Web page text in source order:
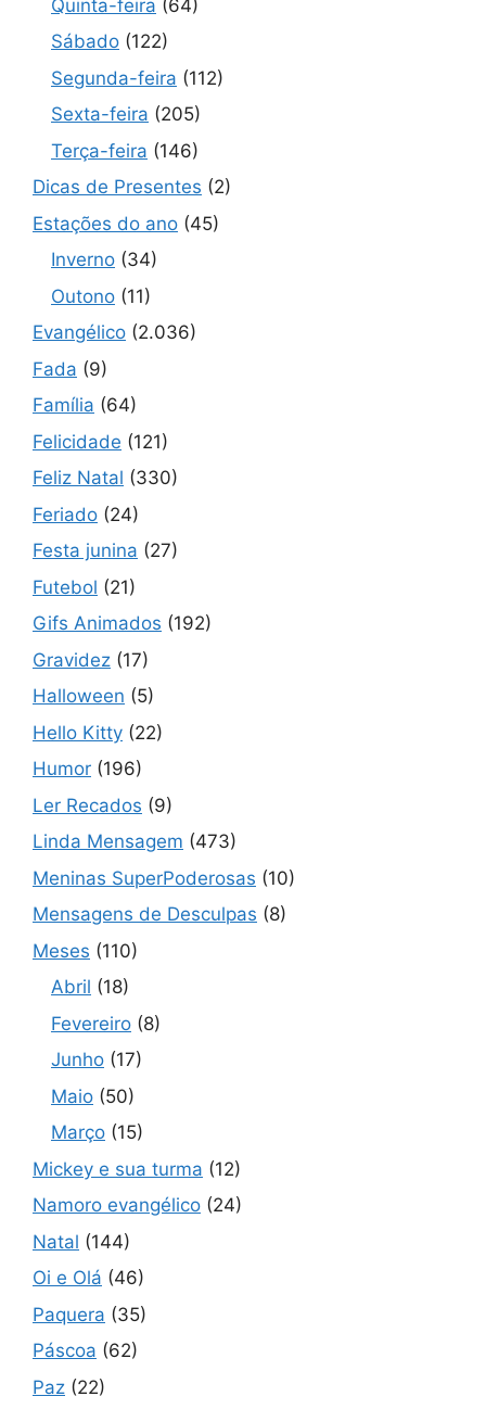
Quinta-feira (64)
Sábado (122)
Segunda-feira (112)
Sexta-feira (205)
Terça-feira (146)
Dicas de Presentes (2)
Estações do ano (45)
Inverno (34)
Outono (11)
Evangélico (2.036)
Fada (9)
Família (64)
Felicidade (121)
Feliz Natal (330)
Feriado (24)
Festa junina (27)
Futebol (21)
Gifs Animados (192)
Gravidez (17)
Halloween (5)
Hello Kitty (22)
Humor (196)
Ler Recados (9)
Linda Mensagem (473)
Meninas SuperPoderosas (10)
Mensagens de Desculpas (8)
Meses (110)
Abril (18)
Fevereiro (8)
Junho (17)
Maio (50)
Março (15)
Mickey e sua turma (12)
Namoro evangélico (24)
Natal (144)
Oi e Olá (46)
Paquera (35)
Páscoa (62)
Paz (22)